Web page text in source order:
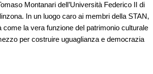
Montanari dell’Università Federico II di
In un luogo caro ai membri della STAN,
la vera funzione del patrimonio culturale
per costruire uguaglianza e democrazia